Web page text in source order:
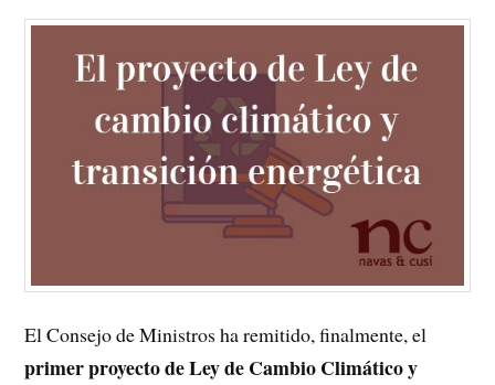
El Consejo de Ministros ha remitido, finalmente, el
primerproyecto de Ley de Cambio Climático y